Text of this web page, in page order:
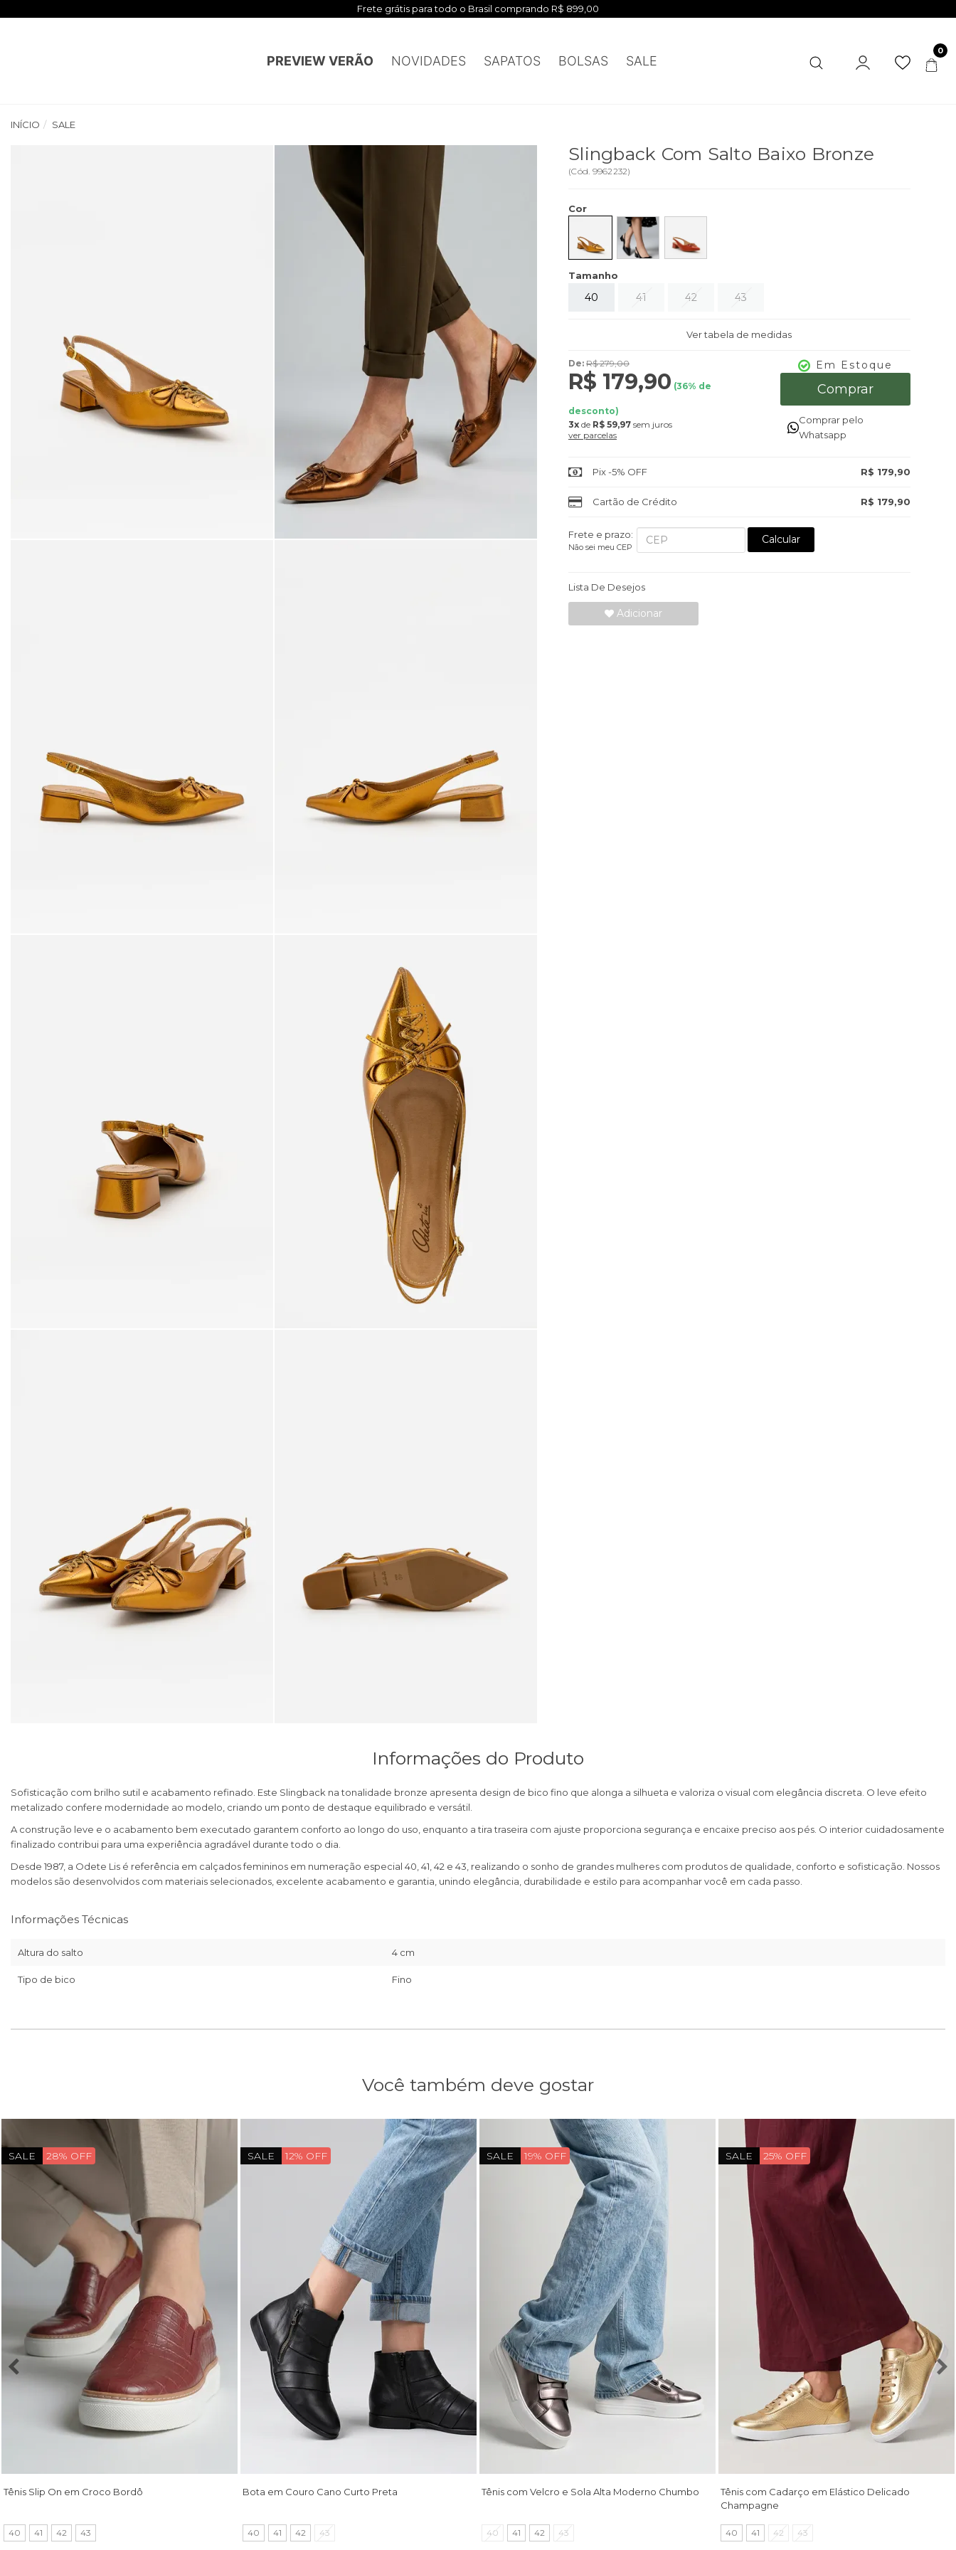
Frete grátis para todo o Brasil comprando R$ 899,00
PREVIEW VERÃO NOVIDADES SAPATOS BOLSAS SALE
0
INÍCIO SALE
Slingback Com Salto Baixo Bronze
(Cód. 9962232)
Cor
Tamanho
40 41 42 43
Ver tabela de medidas
De: R$ 279,00
R$ 179,90 (36% de
desconto)
3x de R$ 59,97 sem juros
ver parcelas
Em Estoque
Comprar
Comprar pelo
Whatsapp
Pix -5% OFF R$ 179,90
Cartão de Crédito R$ 179,90
Frete e prazo:
Não sei meu CEP
Calcular
Lista De Desejos
Adicionar
Informações do Produto
Sofisticação com brilho sutil e acabamento refinado. Este Slingback na tonalidade bronze apresenta design de bico fino que alonga a silhueta e valoriza o visual com elegância discreta. O leve efeito
metalizado confere modernidade ao modelo, criando um ponto de destaque equilibrado e versátil.
A construção leve e o acabamento bem executado garantem conforto ao longo do uso, enquanto a tira traseira com ajuste proporciona segurança e encaixe preciso aos pés. O interior cuidadosamente
finalizado contribui para uma experiência agradável durante todo o dia.
Desde 1987, a Odete Lis é referência em calçados femininos em numeração especial 40, 41, 42 e 43, realizando o sonho de grandes mulheres com produtos de qualidade, conforto e sofisticação. Nossos
modelos são desenvolvidos com materiais selecionados, excelente acabamento e garantia, unindo elegância, durabilidade e estilo para acompanhar você em cada passo.
Informações Técnicas
Altura do salto 4 cm
Tipo de bico Fino
Você também deve gostar
SALE 28% OFF
Tênis Slip On em Croco Bordô
40 41 42 43
SALE 12% OFF
Bota em Couro Cano Curto Preta
40 41 42 43
SALE 19% OFF
Tênis com Velcro e Sola Alta Moderno Chumbo
40 41 42 43
SALE 25% OFF
Tênis com Cadarço em Elástico Delicado
Champagne
40 41 42 43